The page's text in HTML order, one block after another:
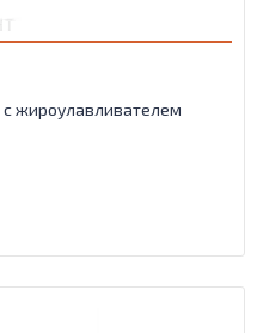
жироулавливателем